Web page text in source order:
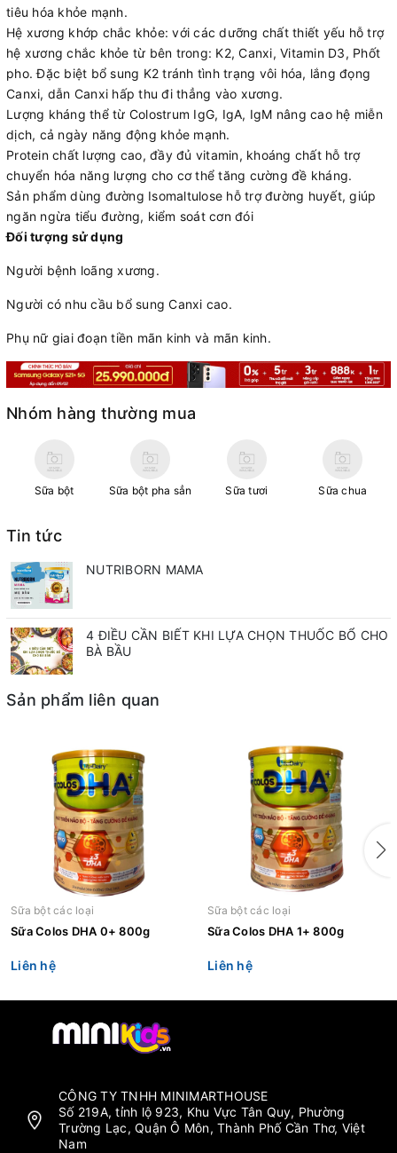
tiêu hóa khỏe mạnh.
Hệ xương khớp chắc khỏe: với các dưỡng chất thiết yếu hỗ trợ
hệ xương chắc khỏe từ bên trong: K2, Canxi, Vitamin D3, Phốt
pho. Đặc biệt bổ sung K2 tránh tình trạng vôi hóa, lắng đọng
Canxi, dẫn Canxi hấp thu đi thẳng vào xương.
Lượng kháng thể từ Colostrum IgG, IgA, IgM nâng cao hệ miễn
dịch, cả ngày năng động khỏe mạnh.
Protein chất lượng cao, đầy đủ vitamin, khoáng chất hỗ trợ
chuyển hóa năng lượng cho cơ thể tăng cường đề kháng.
Sản phẩm dùng đường Isomaltulose hỗ trợ đường huyết, giúp
ngăn ngừa tiểu đường, kiểm soát cơn đói
Đối tượng sử dụng
Người bệnh loãng xương.
Người có nhu cầu bổ sung Canxi cao.
Phụ nữ giai đoạn tiền mãn kinh và mãn kinh.
Nhóm hàng thường mua
Sữa bột Sữa bột pha sẳn Sữa tươi Sữa chua
Tin tức
NUTRIBORN MAMA
4 ĐIỀU CẦN BIẾT KHI LỰA CHỌN THUỐC BỔ CHO
BÀ BẦU
Sản phẩm liên quan
Sữa bột các loại
Sữa Colos DHA 0+ 800g
Liên hệ
Sữa bột các loại
Sữa Colos DHA 1+ 800g
Liên hệ
CÔNG TY TNHH MINIMARTHOUSE
Số 219A, tỉnh lộ 923, Khu Vực Tân Quy, Phường
Trường Lạc, Quận Ô Môn, Thành Phố Cần Thơ, Việt
Nam